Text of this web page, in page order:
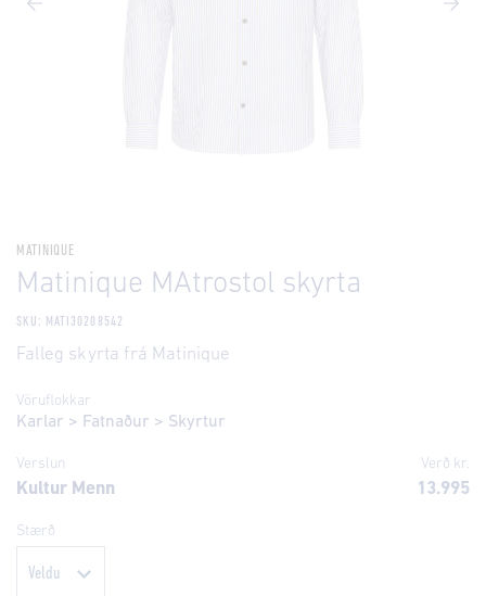
MATINIQUE
Matinique MAtrostol skyrta
SKU: MATI30208542
Falleg skyrta frá Matinique
Vöruflokkar
Karlar > Fatnaður > Skyrtur
Verslun Verð kr.
Kultur Menn 13.995
Stærð